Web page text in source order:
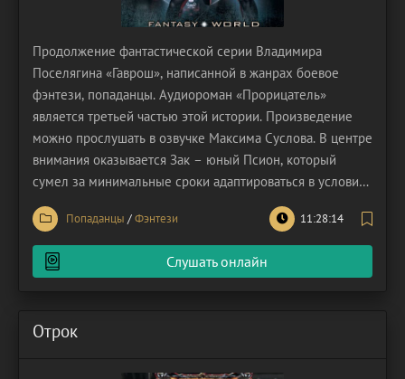
Продолжение фантастической серии Владимира
Поселягина «Гаврош», написанной в жанрах боевое
фэнтези, попаданцы. Аудиороман «Прорицатель»
является третьей частью этой истории. Произведение
можно прослушать в озвучке Максима Суслова. В центре
внимания оказывается Зак – юный Псион, который
сумел за минимальные сроки адаптироваться в условиях
новой вселенной. Попаданец ознакомился с её
гласными и негласными правилами, принципами и
законами. Он не отсиживался на дне, когда повсеместно
бушевал
Попаданцы /Фэнтези 11:28:14
Слушать онлайн
Отрок